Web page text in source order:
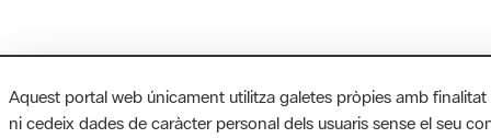
Aquest portal web únicament utilitza galetes pròpies amb
ni cedeix dades de caràcter personal dels usuaris sense el seu